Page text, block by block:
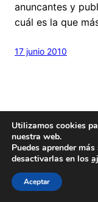
anuncantes y
cuál es la que
17 junio 2010
Hecho concariño
Este blog es
Utilizamos cookies
nuestra web.
Puedes aprender
desactivarlas en los
Aceptar